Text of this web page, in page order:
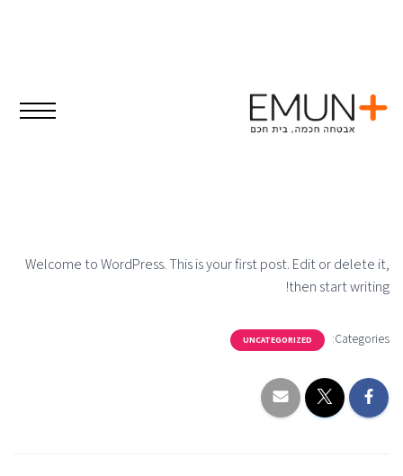
Hello world!
Welcome to WordPress. This is your first post. Edit or delete it,
then start writing!
Categories:
UNCATEGORIZED